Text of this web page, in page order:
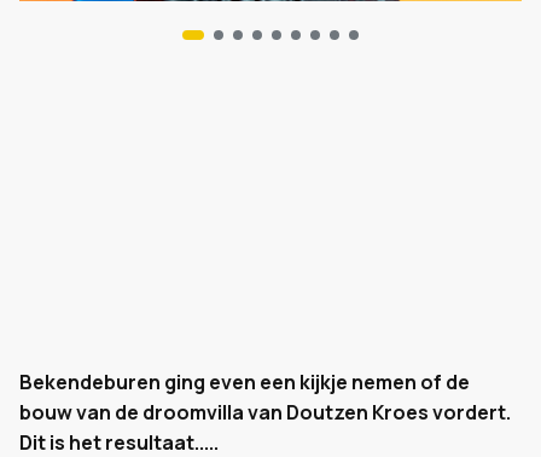
Bekendeburen ging even een kijkje nemen of de
bouw van de droomvilla van Doutzen Kroes vordert.
Dit is het resultaat.....